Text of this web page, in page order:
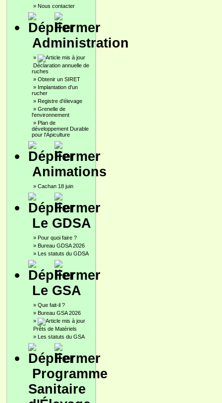
» Nous contacter
Administration
»
Déclaration annuelle de
ruches
» Obtenir un SIRET
» Implantation d'un
rucher
» Registre d'élevage
» Grenelle de
l'environnement
» Plan de
développement Durable
pour l'Apiculture
Animations
» Cachan 18 juin
Le GDSA
» Pour quoi faire ?
» Bureau GDSA 2026
» Les statuts du GDSA
Le GSA
» Que fait-il ?
» Bureau GSA 2026
»
Prêts de Matériels
» Les statuts du GSA
Programme
Sanitaire